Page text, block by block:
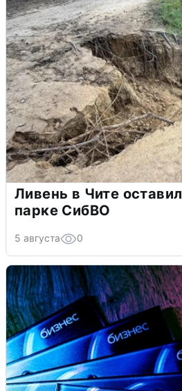
Ливень в Чите
парке СибВО
5 августа 0